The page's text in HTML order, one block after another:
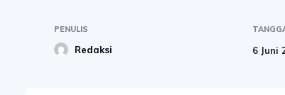
PENULIS
Redaksi 6 Juni